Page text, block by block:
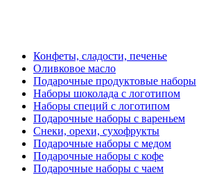
Конфеты, сладости, печенье
Оливковое масло
Подарочные продуктовые наборы
Наборы шоколада с логотипом
Наборы специй с логотипом
Подарочные наборы с вареньем
Снеки, орехи, сухофрукты
Подарочные наборы с медом
Подарочные наборы с кофе
Подарочные наборы с чаем